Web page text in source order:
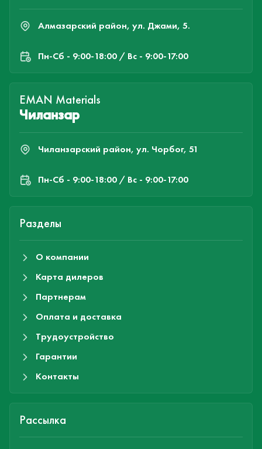
Алмазарский район, ул. Джами, 5.
Пн-Cб - 9:00-18:00 / Вс - 9:00-17:00
EMAN Materials
Чиланзар
Чиланзарский район, ул. Чорбог, 51
Пн-Cб - 9:00-18:00 / Вс - 9:00-17:00
Разделы
О компании
Карта дилеров
Партнерам
Оплата и доставка
Трудоустройство
Гарантии
Контакты
Рассылка